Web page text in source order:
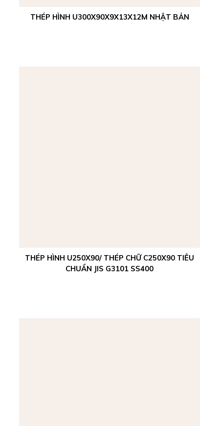
THÉP HÌNH U300X90X9X13X12M NHẬT BẢN
THÉP HÌNH U250X90/ THÉP CHỮ C250X90 TIÊU
CHUẨN JIS G3101 SS400